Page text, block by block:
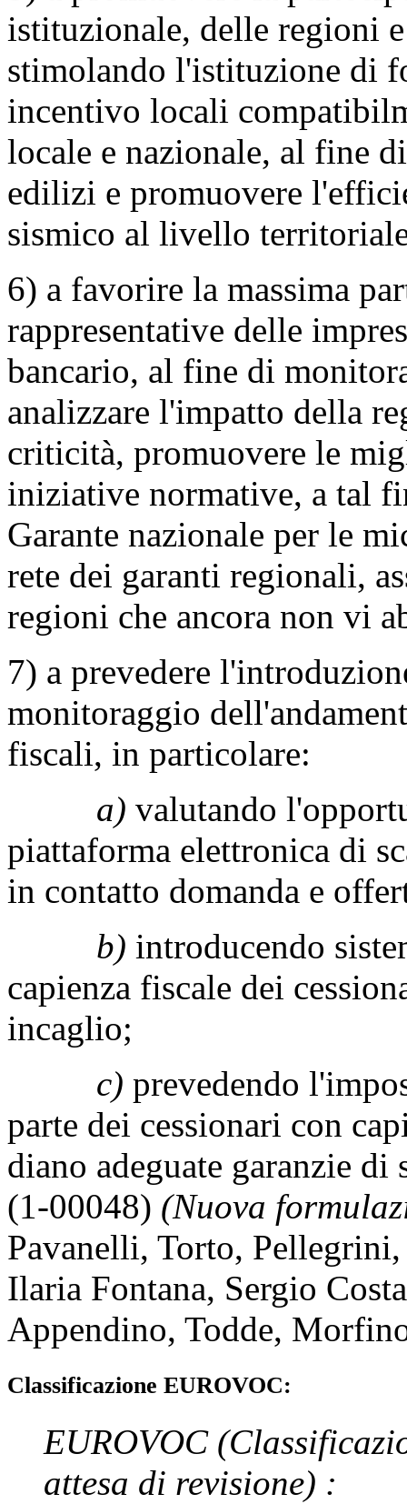
istituzionale, delle regioni
stimolando l'istituzione di
incentivo locali
locale e nazionale, al fine
edilizi e promuovere
sismico al livello
6) a favorire la massima
rappresentative delle
bancario, al fine di
analizzare l'impatto della
criticità, promuovere le
iniziative normative, a tal
Garante nazionale per le
rete dei garanti regionali,
regioni che ancora non vi
7) a prevedere
monitoraggio
fiscali, in particolare:
a) valutando
piattaforma elettronica di
in contatto domanda e
b) introducendo
capienza fiscale dei
incaglio;
c) prevedendo
parte dei cessionari con
diano adeguate garanzie
(1-00048) (Nuova
Pavanelli, Torto, Pellegrini
Ilaria Fontana, Sergio Costa
Appendino, Todde,
Classificazione EUROVOC:
EUROVOC
attesa di revisione) :